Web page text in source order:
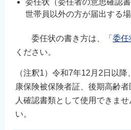
委任状（委任者の意思確認
世帯員以外の方が届出する場
委任状の書き方は、「 委任
ください。
（注釈1）令和7年12月2日以
康保険被保険者証、後期高齢
人確認書類として使用できま
い。